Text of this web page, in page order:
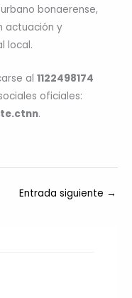
bonaerense,
actuación y
local.
al 1122498174
oficiales:
.
Entrada siguiente →